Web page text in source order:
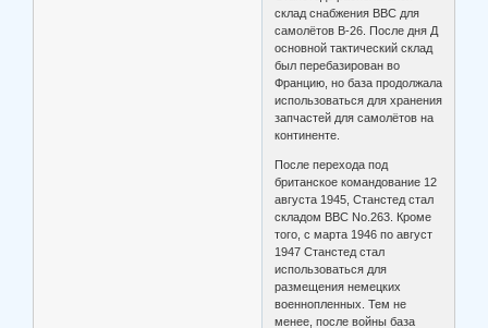
склад снабжения ВВС для
самолётов B-26. После дня Д
основной тактический склад
был перебазирован во
Францию, но база продолжала
использоваться для хранения
запчастей для самолётов на
континенте.
После перехода под
британское командование 12
августа 1945, Станстед стал
складом ВВС No.263. Кроме
того, с марта 1946 по август
1947 Станстед стал
использоваться для
размещения немецких
военнопленных. Тем не
менее, после войны база